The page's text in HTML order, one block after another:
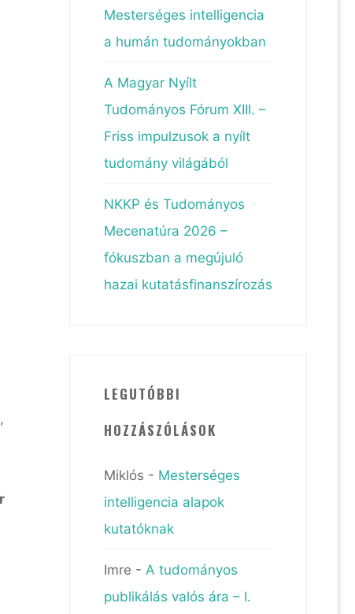
,
Mesterséges intelligencia
a humán tudományokban
A Magyar Nyílt
Tudományos Fórum XIII. –
Friss impulzusok a nyílt
tudomány világából
NKKP és Tudományos
Mecenatúra 2026 –
fókuszban a megújuló
hazai kutatásfinanszírozás
LEGUTÓBBI
HOZZÁSZÓLÁSOK
Miklós - Mesterséges
intelligencia alapok
kutatóknak
Imre - A tudományos
publikálás valós ára – I.